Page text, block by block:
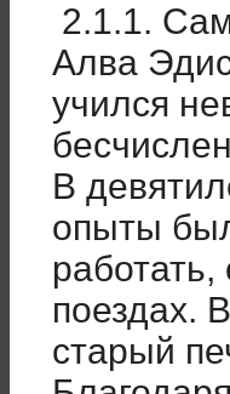
2.1.1.
Алва
учился
В
опыты
поездах.
старый